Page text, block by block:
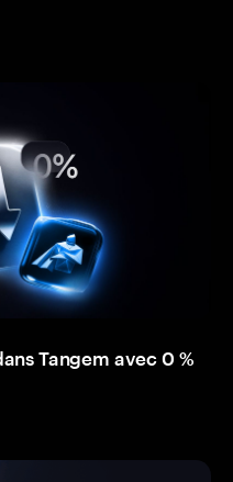
Tangem avec 0 %